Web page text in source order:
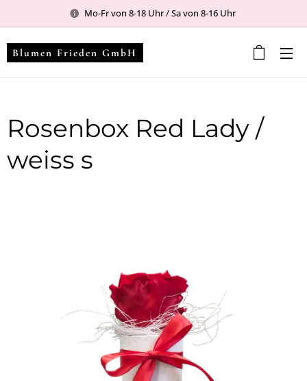
Mo-Fr von 8-18 Uhr / Sa von 8-16 Uhr
Blumen Frieden GmbH
Rosenbox Red Lady /
weiss s